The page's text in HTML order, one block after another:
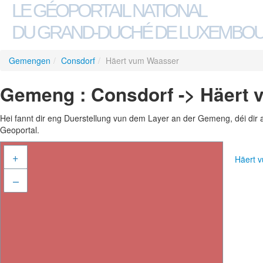
LE GÉOPORTAIL NATIONAL
DU GRAND-DUCHÉ DE
Gemengen / Consdorf / Häert vum Waasser
Gemeng : Consdorf -> Häert
Hei fannt dir eng Duerstellung vun dem Layer an der Gemeng, déi
Geoportal.
+
–
Häert